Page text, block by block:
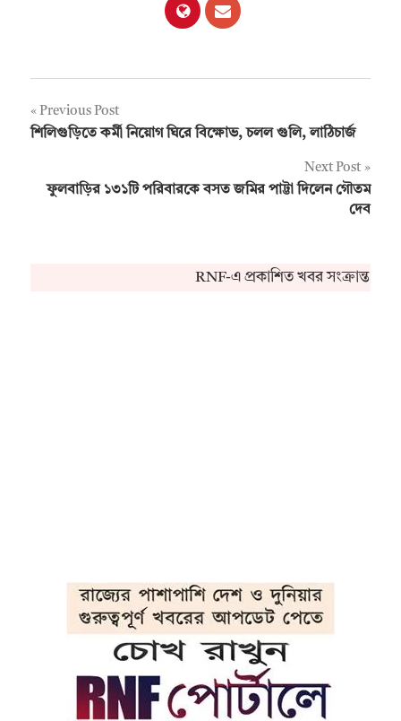
Post
Previous Post
শিলিগুড়িতে কর্মী নিয়োগ ঘিরে বিক্ষোভ, চলল গুলি, লাঠিচার্জ
Next Post
ফুলবাড়ির ১৩১টি পরিবারকে বসত জমির পাট্টা দিলেন গৌতম
দেব
RNF-এ প্রকাশিত খবর সংক্রান্ত